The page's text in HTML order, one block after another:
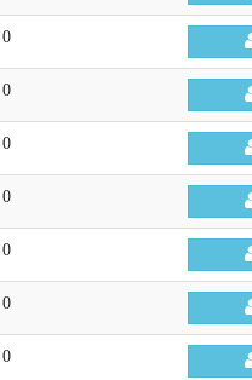
0
0
0
0
0
0
0